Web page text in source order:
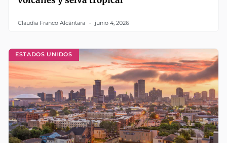
Claudia Franco Alcántara junio 4, 2026
ESTADOS UNIDOS